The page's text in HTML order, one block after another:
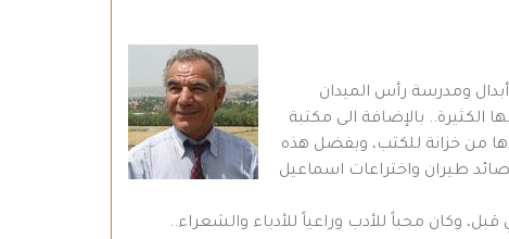
ومدرسة رأس الميدان
بالإضافة الى مكتبة
من خزانة للكتب، وبفضل هذه
طيران واختراعات اسماعيل
وكان محباً للأدب وراعياً للأدباء والشعراء..